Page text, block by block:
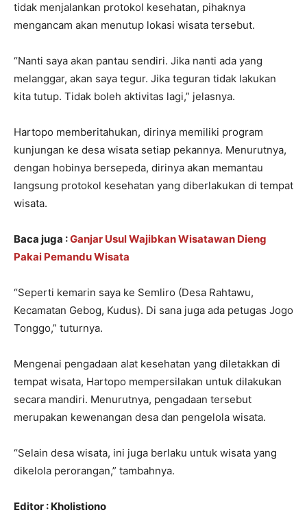
tidak menjalankan protokol kesehatan, pihaknya
mengancam akan menutup lokasi wisata tersebut.
“Nanti saya akan pantau sendiri. Jika nanti ada yang
melanggar, akan saya tegur. Jika teguran tidak lakukan
kita tutup. Tidak boleh aktivitas lagi,” jelasnya.
Hartopo memberitahukan, dirinya memiliki program
kunjungan ke desa wisata setiap pekannya. Menurutnya,
dengan hobinya bersepeda, dirinya akan memantau
langsung protokol kesehatan yang diberlakukan di tempat
wisata.
Baca juga :Ganjar Usul Wajibkan Wisatawan Dieng
Pakai Pemandu Wisata
“Seperti kemarin saya ke Semliro (Desa Rahtawu,
Kecamatan Gebog, Kudus). Di sana juga ada petugas Jogo
Tonggo,” tuturnya.
Mengenai pengadaan alat kesehatan yang diletakkan di
tempat wisata, Hartopo mempersilakan untuk dilakukan
secara mandiri. Menurutnya, pengadaan tersebut
merupakan kewenangan desa dan pengelola wisata.
“Selain desa wisata, ini juga berlaku untuk wisata yang
dikelola perorangan,” tambahnya.
Editor : Kholistiono